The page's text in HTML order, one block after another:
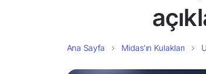
Ana Sayfa Midas’ın Kulakları